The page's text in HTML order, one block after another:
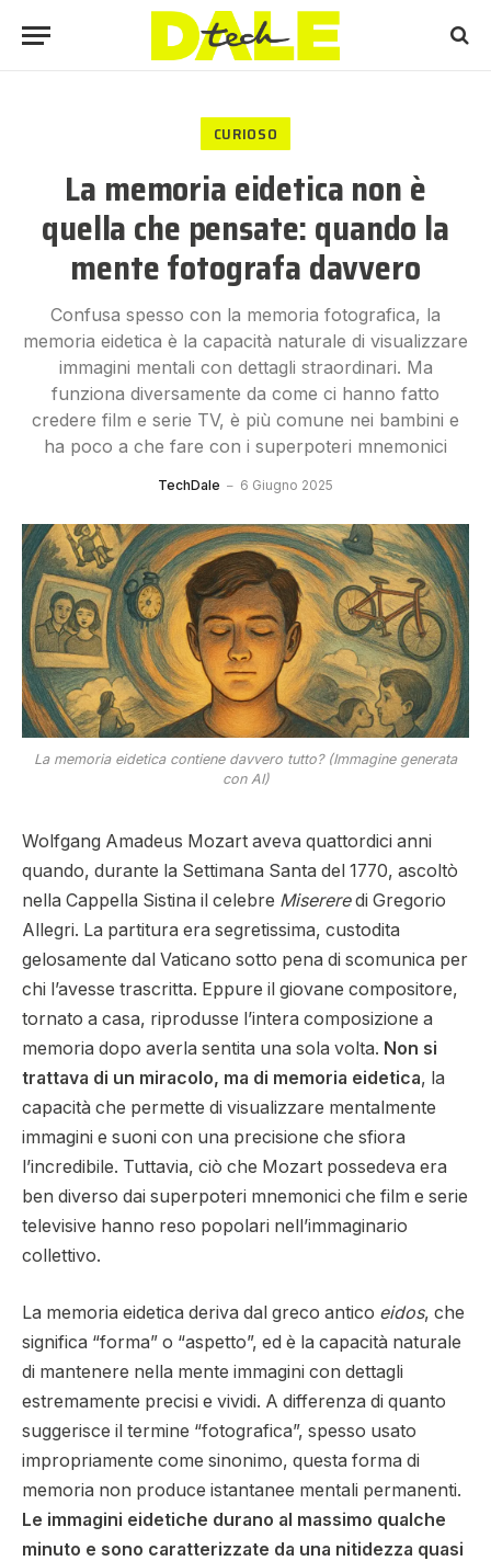
CURIOSO
La memoria eidetica non è
quella che pensate: quando la
mente fotografa davvero
Confusa spesso con la memoria fotografica, la
memoria eidetica è la capacità naturale di visualizzare
immagini mentali con dettagli straordinari. Ma
funziona diversamente da come ci hanno fatto
credere film e serie TV, è più comune nei bambini e
ha poco a che fare con i superpoteri mnemonici
TechDale 6 Giugno 2025
La memoria eidetica contiene davvero tutto? (Immagine generata
con AI)
Wolfgang Amadeus Mozart aveva quattordici anni
quando, durante la Settimana Santa del 1770, ascoltò
nella Cappella Sistina il celebre Misereredi Gregorio
Allegri. La partitura era segretissima, custodita
gelosamente dal Vaticano sotto pena di scomunica per
chi l’avesse trascritta. Eppure il giovane compositore,
tornato a casa, riprodusse l’intera composizione a
memoria dopo averla sentita una sola volta. Non si
trattava di un miracolo, ma di memoria eidetica, la
capacità che permette di visualizzare mentalmente
immagini e suoni con una precisione che sfiora
l’incredibile. Tuttavia, ciò che Mozart possedeva era
ben diverso dai superpoteri mnemonici che film e serie
televisive hanno reso popolari nell’immaginario
collettivo.
La memoria eidetica deriva dal greco antico eidos, che
significa “forma” o “aspetto”, ed è la capacità naturale
di mantenere nella mente immagini con dettagli
estremamente precisi e vividi. A differenza di quanto
suggerisce il termine “fotografica”, spesso usato
impropriamente come sinonimo, questa forma di
memoria non produce istantanee mentali permanenti.
Le immagini eidetiche durano al massimo qualche
minuto e sono caratterizzate da una nitidezza quasi